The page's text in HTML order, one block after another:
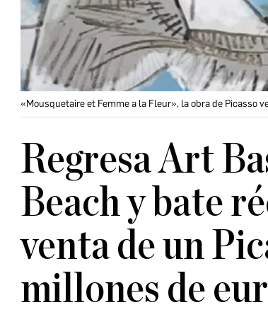
«Mousquetaire et Femme a la Fleur», la obra de Picasso
Regresa Art
Beach y bate
venta de un
millones de